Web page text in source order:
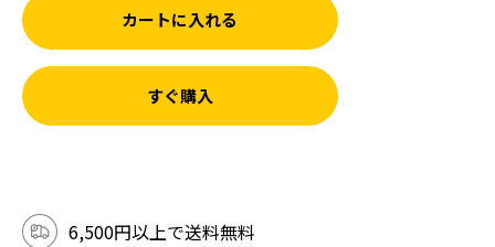
カートに入れる
すぐ購入
6,500円以上で送料無料